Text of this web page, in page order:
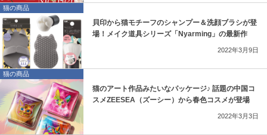
猫の商品
貝印から猫モチーフのシャンプー＆洗顔ブラシが登
場！メイク道具シリーズ「Nyarming」の最新作
2022年3月9日
猫の商品
猫のアート作品みたいなパッケージ♪ 話題の中国コ
スメZEESEA（ズーシー）から春色コスメが登場
2022年3月3日